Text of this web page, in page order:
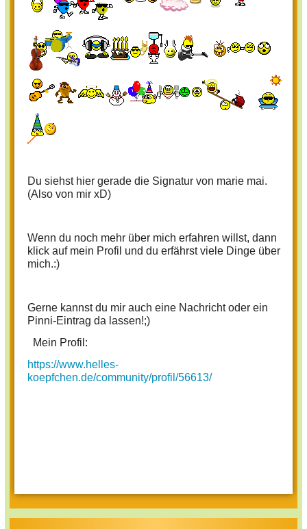
Du siehst hier gerade die Signatur von marie mai.
(Also von mir xD)
Wenn du noch mehr über mich erfahren willst, dann
klick auf mein Profil und du erfährst viele Dinge über
mich.:)
Gerne kannst du mir auch eine Nachricht oder ein
Pinni-Eintrag da lassen!;)
Mein Profil:
https://www.helles-
koepfchen.de/community/profil/56613/